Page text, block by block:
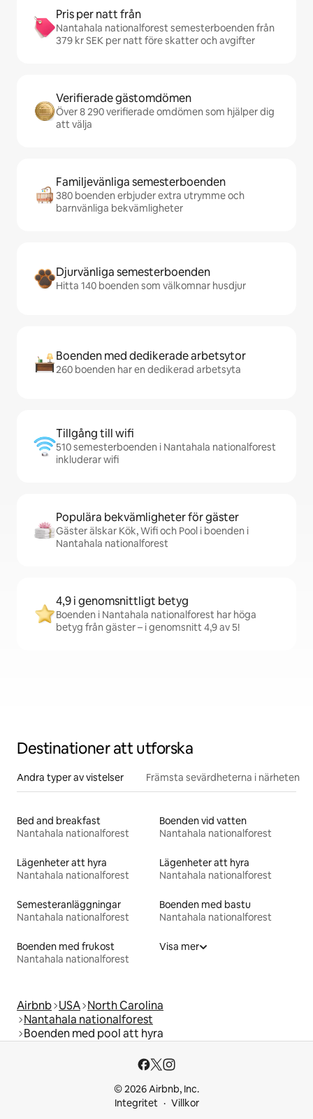
Pris per natt från
Nantahala nationalforest semesterboenden från
379 kr SEK per natt före skatter och avgifter
Verifierade gästomdömen
Över 8 290 verifierade omdömen som hjälper dig
att välja
Familjevänliga semesterboenden
380 boenden erbjuder extra utrymme och
barnvänliga bekvämligheter
Djurvänliga semesterboenden
Hitta 140 boenden som välkomnar husdjur
Boenden med dedikerade arbetsytor
260 boenden har en dedikerad arbetsyta
Tillgång till wifi
510 semesterboenden i Nantahala nationalforest
inkluderar wifi
Populära bekvämligheter för gäster
Gäster älskar Kök, Wifi och Pool i boenden i
Nantahala nationalforest
4,9 i genomsnittligt betyg
Boenden i Nantahala nationalforest har höga
betyg från gäster – i genomsnitt 4,9 av 5!
Destinationer att utforska
Andra typer av vistelser Främsta sevärdheterna i närheten
Bed and breakfast
Nantahala nationalforest
Boenden vid vatten
Nantahala nationalforest
Lägenheter att hyra
Nantahala nationalforest
Lägenheter att hyra
Nantahala nationalforest
Semesteranläggningar
Nantahala nationalforest
Boenden med bastu
Nantahala nationalforest
Boenden med frukost
Nantahala nationalforest
Visa mer
Airbnb USA North Carolina
Nantahala nationalforest
Boenden med pool att hyra
© 2026 Airbnb, Inc.
Integritet
Villkor